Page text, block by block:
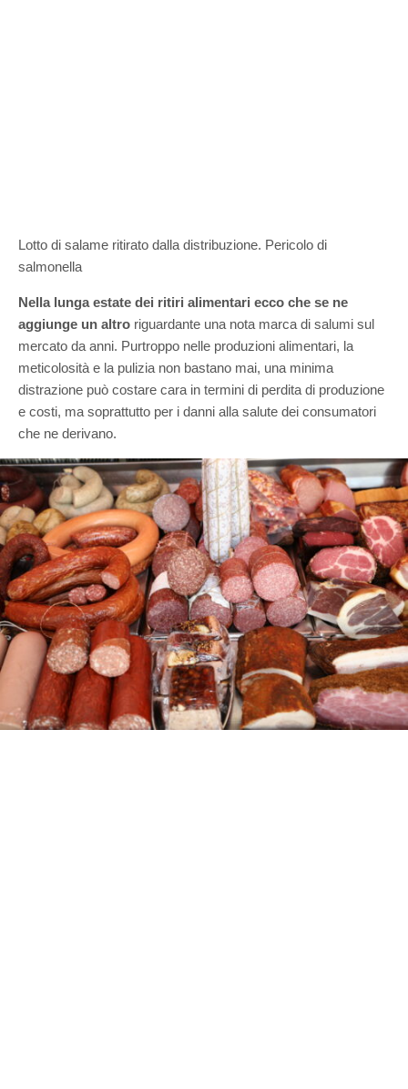
Lotto di salame ritirato dalla distribuzione. Pericolo di
salmonella
Nella lunga estate dei ritiri alimentari ecco che se ne
aggiunge un altro riguardante una nota marca di salumi sul
mercato da anni. Purtroppo nelle produzioni alimentari, la
meticolosità e la pulizia non bastano mai, una minima
distrazione può costare cara in termini di perdita di produzione
e costi, ma soprattutto per i danni alla salute dei consumatori
che ne derivano.